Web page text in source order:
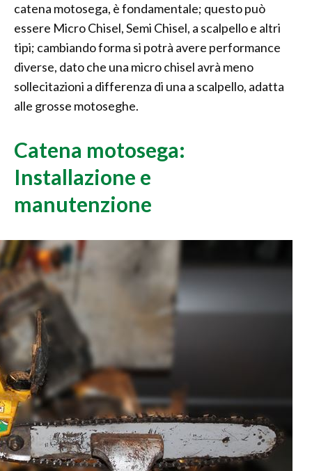
catena motosega, è fondamentale; questo può
essere Micro Chisel, Semi Chisel, a scalpello e altri
tipi; cambiando forma si potrà avere performance
diverse, dato che una micro chisel avrà meno
sollecitazioni a differenza di una a scalpello, adatta
alle grosse motoseghe.
Catena motosega:
Installazione e
manutenzione